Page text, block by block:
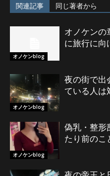
関連記事 同じ著者から
オノケンblog
オノケンの
に旅行に向
オノケンblog
夜の街で出
ている人は
オノケンblog
偽乳・整形
たり前のこ